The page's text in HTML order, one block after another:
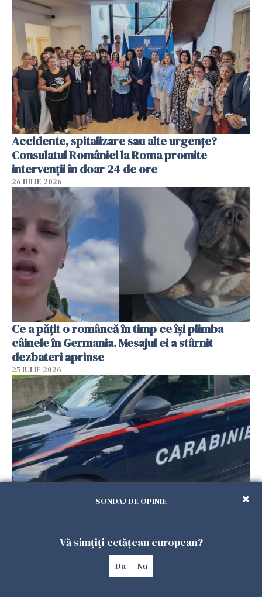
Accidente, spitalizare sau alte urgențe?
Consulatul României la Roma promite
intervenții în doar 24 de ore
26 IULIE 2026
Ce a pățit o româncă în timp ce își plimba
câinele în Germania. Mesajul ei a stârnit
dezbateri aprinse
25 IULIE 2026
au dat alarma
SONDAJ DE OPINIE
Vă simțiți cetățean european?
Da Nu